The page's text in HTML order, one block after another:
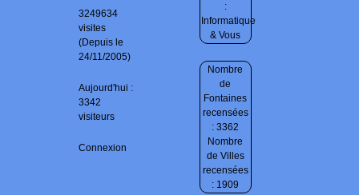
3249634
visites
(Depuis le
24/11/2005)
Aujourd'hui :
3342
visiteurs
Connexion
:
Informatique
& Vous
Nombre
de
Fontaines
recensées
: 3362
Nombre
de Villes
recensées
: 1909